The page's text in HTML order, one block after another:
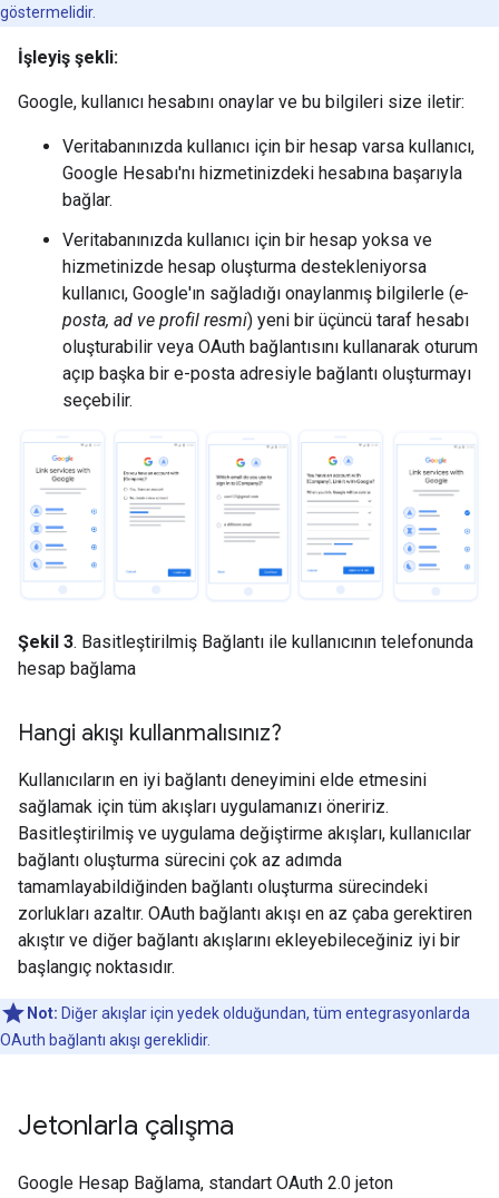
göstermelidir.
İşleyiş şekli:
Google, kullanıcı hesabını onaylar ve bu bilgileri size iletir:
Veritabanınızda kullanıcı için bir hesap varsa kullanıcı,
Google Hesabı'nı hizmetinizdeki hesabına başarıyla
bağlar.
Veritabanınızda kullanıcı için bir hesap yoksa ve
hizmetinizde hesap oluşturma destekleniyorsa
kullanıcı, Google'ın sağladığı onaylanmış bilgilerle (e-
posta, ad ve profil resmi) yeni bir üçüncü taraf hesabı
oluşturabilir veya OAuth bağlantısını kullanarak oturum
açıp başka bir e-posta adresiyle bağlantı oluşturmayı
seçebilir.
Şekil 3. Basitleştirilmiş Bağlantı ile kullanıcının telefonunda
hesap bağlama
Hangi akışı kullanmalısınız?
Kullanıcıların en iyi bağlantı deneyimini elde etmesini
sağlamak için tüm akışları uygulamanızı öneririz.
Basitleştirilmiş ve uygulama değiştirme akışları, kullanıcılar
bağlantı oluşturma sürecini çok az adımda
tamamlayabildiğinden bağlantı oluşturma sürecindeki
zorlukları azaltır. OAuth bağlantı akışı en az çaba gerektiren
akıştır ve diğer bağlantı akışlarını ekleyebileceğiniz iyi bir
başlangıç noktasıdır.
Not: Diğer akışlar için yedek olduğundan, tüm entegrasyonlarda
OAuth bağlantı akışı gereklidir.
Jetonlarla çalışma
Google Hesap Bağlama, standart OAuth 2.0 jeton